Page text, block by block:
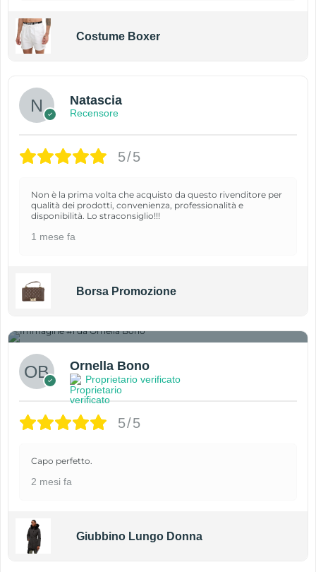
Costume Boxer
Natascia
Recensore
5/5
Non è la prima volta che acquisto da questo rivenditore per
qualità dei prodotti, convenienza, professionalità e
disponibilità. Lo straconsiglio!!!
1 mese fa
Borsa Promozione
Ornella Bono
Proprietario verificato
5/5
Capo perfetto.
2 mesi fa
Giubbino Lungo Donna